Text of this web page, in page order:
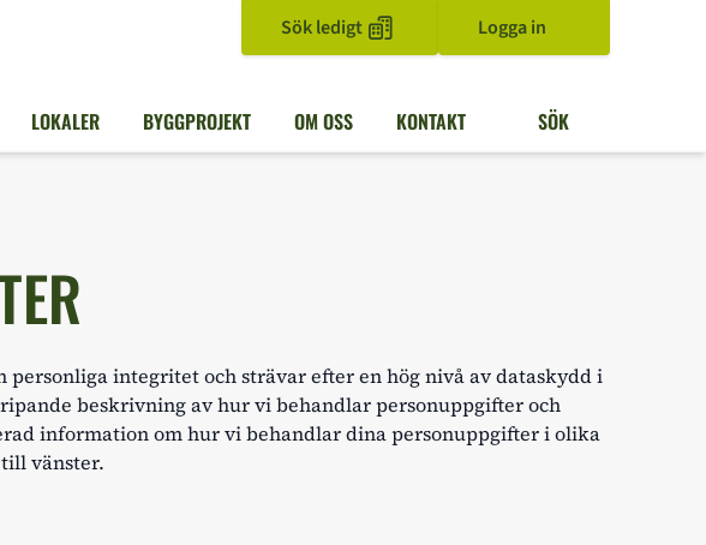
Sök ledigt Logga in
LOKALER BYGGPROJEKT OM OSS KONTAKT SÖK
personliga integritet och strävar efter en hög nivå av dataskydd i
beskrivning av hur vi behandlar personuppgifter och
information om hur vi behandlar dina personuppgifter i olika
vänster.